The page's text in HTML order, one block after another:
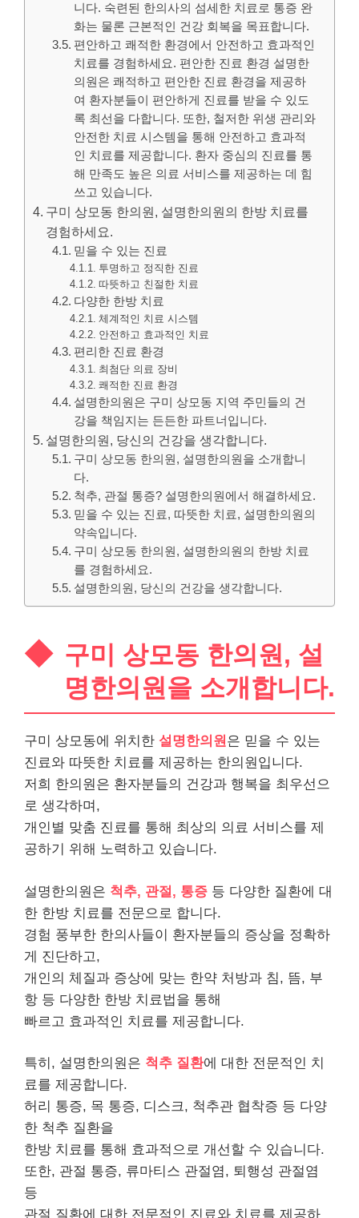
니다. 숙련된 한의사의 섬세한 치료로 통증 완
화는 물론 근본적인 건강 회복을 목표합니다.
편안하고 쾌적한 환경에서 안전하고 효과적인
치료를 경험하세요. 편안한 진료 환경 설명한
의원은 쾌적하고 편안한 진료 환경을 제공하
여 환자분들이 편안하게 진료를 받을 수 있도
록 최선을 다합니다. 또한, 철저한 위생 관리와
안전한 치료 시스템을 통해 안전하고 효과적
인 치료를 제공합니다. 환자 중심의 진료를 통
해 만족도 높은 의료 서비스를 제공하는 데 힘
쓰고 있습니다.
구미 상모동 한의원, 설명한의원의 한방 치료를
경험하세요.
믿을 수 있는 진료
투명하고 정직한 진료
따뜻하고 친절한 치료
다양한 한방 치료
체계적인 치료 시스템
안전하고 효과적인 치료
편리한 진료 환경
최첨단 의료 장비
쾌적한 진료 환경
설명한의원은 구미 상모동 지역 주민들의 건
강을 책임지는 든든한 파트너입니다.
설명한의원, 당신의 건강을 생각합니다.
구미 상모동 한의원, 설명한의원을 소개합니
다.
척추, 관절 통증? 설명한의원에서 해결하세요.
믿을 수 있는 진료, 따뜻한 치료, 설명한의원의
약속입니다.
구미 상모동 한의원, 설명한의원의 한방 치료
를 경험하세요.
설명한의원, 당신의 건강을 생각합니다.
구미 상모동 한의원, 설
명한의원을 소개합니다.
구미 상모동에 위치한 설명한의원은 믿을 수 있는
진료와 따뜻한 치료를 제공하는 한의원입니다.
저희 한의원은 환자분들의 건강과 행복을 최우선으
로 생각하며,
개인별 맞춤 진료를 통해 최상의 의료 서비스를 제
공하기 위해 노력하고 있습니다.
설명한의원은 척추, 관절, 통증 등 다양한 질환에 대
한 한방 치료를 전문으로 합니다.
경험 풍부한 한의사들이 환자분들의 증상을 정확하
게 진단하고,
개인의 체질과 증상에 맞는 한약 처방과 침, 뜸, 부
항 등 다양한 한방 치료법을 통해
빠르고 효과적인 치료를 제공합니다.
특히, 설명한의원은 척추 질환에 대한 전문적인 치
료를 제공합니다.
허리 통증, 목 통증, 디스크, 척추관 협착증 등 다양
한 척추 질환을
한방 치료를 통해 효과적으로 개선할 수 있습니다.
또한, 관절 통증, 류마티스 관절염, 퇴행성 관절염
등
관절 질환에 대한 전문적인 진료와 치료를 제공하